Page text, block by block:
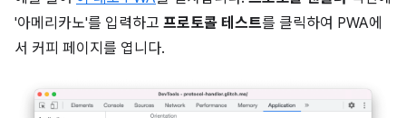
'아메리카노'를 입력하고 프로토콜 테스트를 클릭하여 PWA에
서 커피 페이지를 엽니다.